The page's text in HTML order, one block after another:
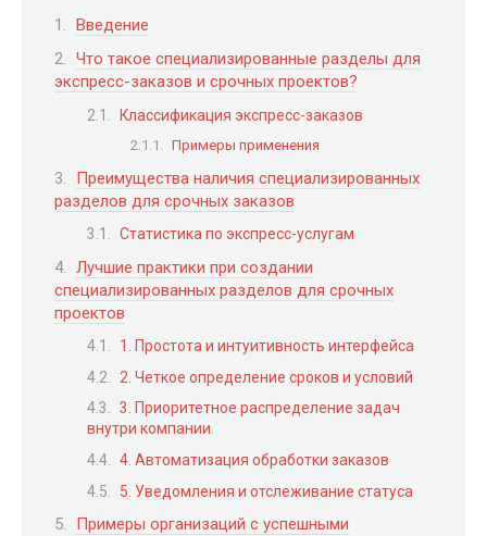
Введение
Что такое специализированные разделы для
экспресс-заказов и срочных проектов?
Классификация экспресс-заказов
Примеры применения
Преимущества наличия специализированных
разделов для срочных заказов
Статистика по экспресс-услугам
Лучшие практики при создании
специализированных разделов для срочных
проектов
1. Простота и интуитивность интерфейса
2. Четкое определение сроков и условий
3. Приоритетное распределение задач
внутри компании
4. Автоматизация обработки заказов
5. Уведомления и отслеживание статуса
Примеры организаций с успешными